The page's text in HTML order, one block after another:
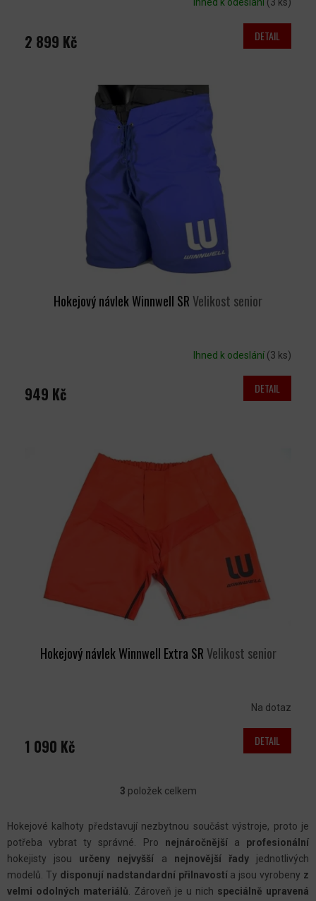
Ihned k odeslání (3 ks)
2 899 Kč DETAIL
Hokejový návlek Winnwell SR Velikost senior
Ihned k odeslání (3 ks)
949 Kč DETAIL
Hokejový návlek Winnwell Extra SR Velikost senior
Na dotaz
1 090 Kč DETAIL
V
Á
D
A
3 položek celkem
Hokejové kalhoty představují nezbytnou součást výstroje, proto je
potřeba vybrat ty správné. Pro nejnáročnějšía profesionální
hokejisty jsou určeny nejvyšší a nejnovější řadyjednotlivých
modelů. Ty disponují nadstandardní přilnavostía jsou vyrobeny z
velmi odolných materiálů. Zároveň je u nich speciálně upravená